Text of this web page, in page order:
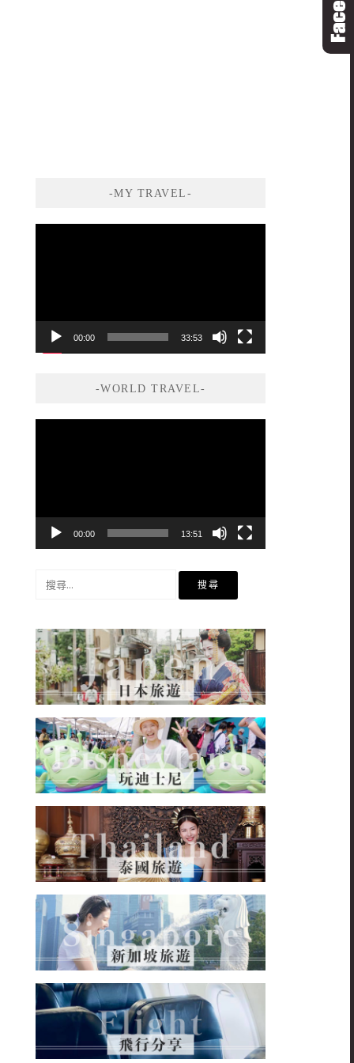
-MY TRAVEL-
00:00 33:53
-WORLD TRAVEL-
00:00 13:51
字: